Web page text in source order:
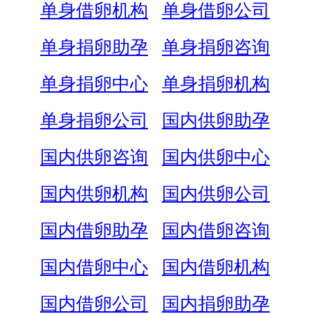
单身借卵机构
单身借卵公司
单身捐卵助孕
单身捐卵咨询
单身捐卵中心
单身捐卵机构
单身捐卵公司
国内供卵助孕
国内供卵咨询
国内供卵中心
国内供卵机构
国内供卵公司
国内借卵助孕
国内借卵咨询
国内借卵中心
国内借卵机构
国内借卵公司
国内捐卵助孕